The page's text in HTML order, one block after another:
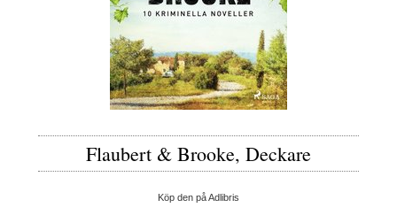
Flaubert & Brooke, Deckare
Köp den på Adlibris